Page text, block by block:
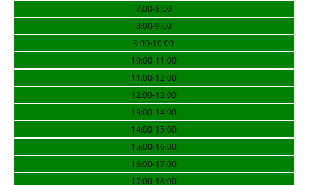
7:00-8:00
8:00-9:00
9:00-10:00
10:00-11:00
11:00-12:00
12:00-13:00
13:00-14:00
14:00-15:00
15:00-16:00
16:00-17:00
17:00-18:00